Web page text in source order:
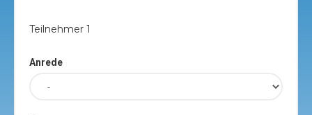
Teilnehmer 1
Anrede